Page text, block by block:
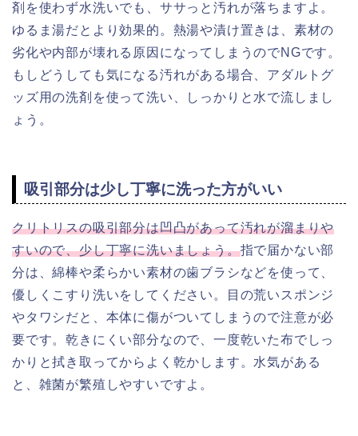
剤を使わず水洗いでも、ササっと汚れが落ちますよ。
ゆるま湯だとより効果的。熱湯や漬け置きは、素材の
劣化や内部が壊れる原因になってしまうのでNGです。
もしどうしても気になる汚れがある場合、アダルトグ
ッズ用の洗剤を使って洗い、しっかりと水で流しまし
ょう。
吸引部分は少し丁寧に洗った方がいい
クリトリスの吸引部分は凹凸があって汚れが溜まりや
すいので、少し丁寧に洗いましょう。指で届かない部
分は、綿棒や柔らかい素材の歯ブラシなどを使って、
優しくこすり洗いをしてください。目の荒いスポンジ
やタワシだと、本体に傷がついてしまうので注意が必
要です。乾きにくい部分なので、一度乾いた布でしっ
かりと拭き取ってからよく乾かします。水気がある
と、雑菌が繁殖しやすいですよ。